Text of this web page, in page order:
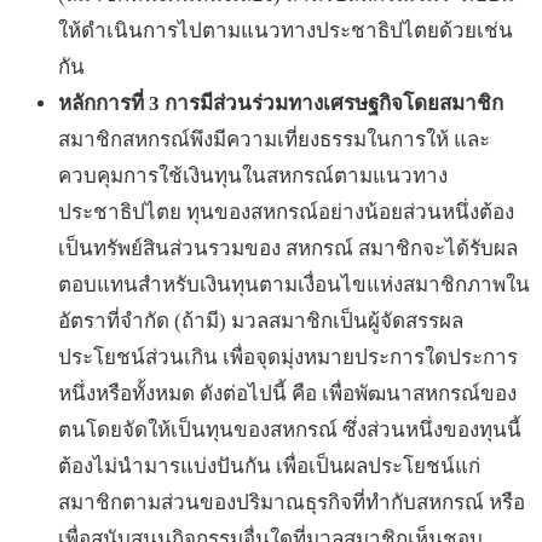
ให้ดำเนินการไปตามแนวทางประชาธิปไตยด้วยเช่น
กัน
หลักการที่ 3 การมีส่วนร่วมทางเศรษฐกิจโดยสมาชิก
สมาชิกสหกรณ์พึงมีความเที่ยงธรรมในการให้ และ
ควบคุมการใช้เงินทุนในสหกรณ์ตามแนวทาง
ประชาธิปไตย ทุนของสหกรณ์อย่างน้อยส่วนหนึ่งต้อง
เป็นทรัพย์สินส่วนรวมของ สหกรณ์ สมาชิกจะได้รับผล
ตอบแทนสำหรับเงินทุนตามเงื่อนไขแห่งสมาชิกภาพใน
อัตราที่จำกัด (ถ้ามี) มวลสมาชิกเป็นผู้จัดสรรผล
ประโยชน์ส่วนเกิน เพื่อจุดมุ่งหมายประการใดประการ
หนึ่งหรือทั้งหมด ดังต่อไปนี้ คือ เพื่อพัฒนาสหกรณ์ของ
ตนโดยจัดให้เป็นทุนของสหกรณ์ ซึ่งส่วนหนึ่งของทุนนี้
ต้องไม่นำมารแบ่งปันกัน เพื่อเป็นผลประโยชน์แก่
สมาชิกตามส่วนของปริมาณธุรกิจที่ทำกับสหกรณ์ หรือ